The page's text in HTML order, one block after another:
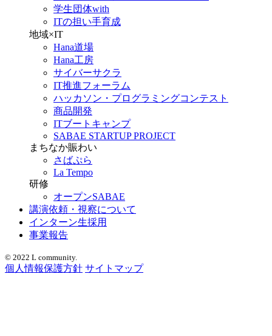
学生団体with
ITの担い手育成
地域×IT
Hana道場
Hana工房
サイバーサクラ
IT推進フォーラム
ハッカソン・プログラミングコンテスト
商品開発
ITブートキャンプ
SABAE STARTUP PROJECT
まちなか賑わい
さばぷら
La Tempo
研修
オープンSABAE
講演依頼・視察について
インターン生採用
事業報告
© 2022 L community.
個人情報保護方針 サイトマップ